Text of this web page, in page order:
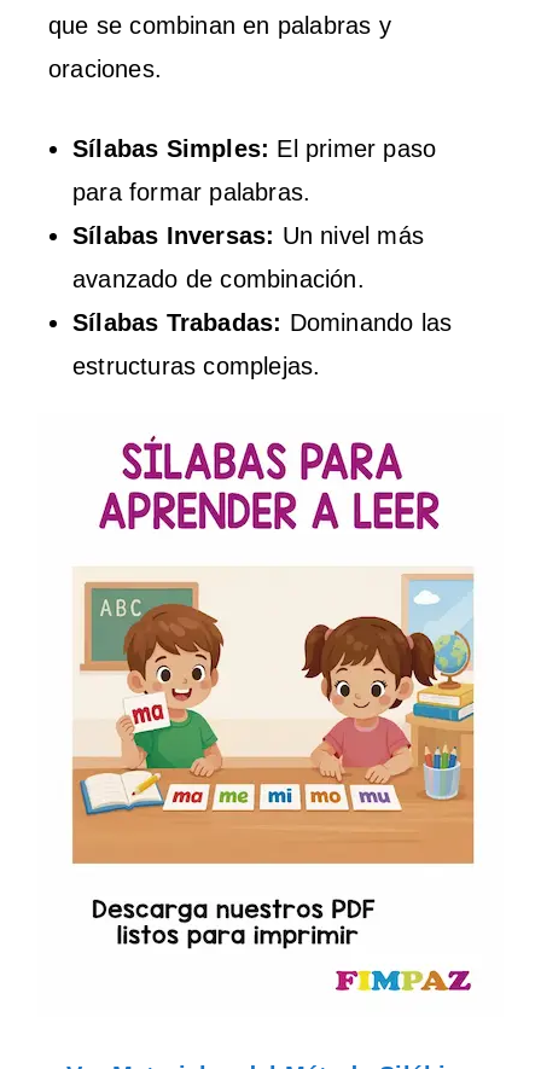
que se combinan en palabras y
oraciones.
Sílabas Simples: El primer paso
para formar palabras.
Sílabas Inversas: Un nivel más
avanzado de combinación.
Sílabas Trabadas: Dominando las
estructuras complejas.